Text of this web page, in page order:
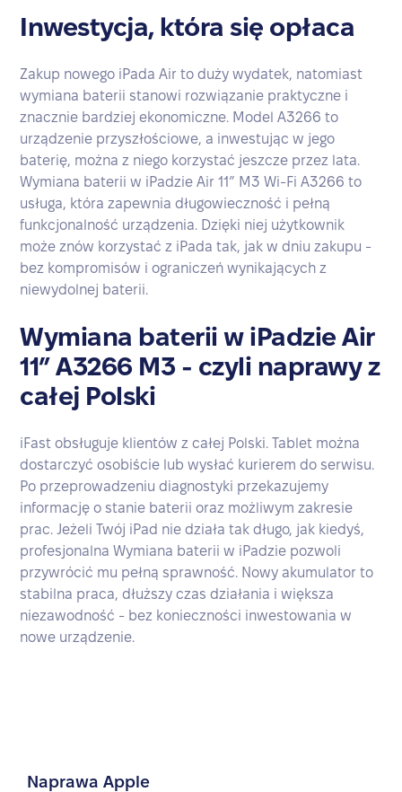
Inwestycja, która się opłaca
Zakup nowego iPada Air to duży wydatek, natomiast
wymiana baterii stanowi rozwiązanie praktyczne i
znacznie bardziej ekonomiczne. Model A3266 to
urządzenie przyszłościowe, a inwestując w jego
baterię, można z niego korzystać jeszcze przez lata.
Wymiana baterii w iPadzie Air 11” M3 Wi-Fi A3266 to
usługa, która zapewnia długowieczność i pełną
funkcjonalność urządzenia. Dzięki niej użytkownik
może znów korzystać z iPada tak, jak w dniu zakupu -
bez kompromisów i ograniczeń wynikających z
niewydolnej baterii.
Wymiana baterii w iPadzie Air
11” A3266 M3 - czyli naprawy z
całej Polski
iFast obsługuje klientów z całej Polski. Tablet można
dostarczyć osobiście lub wysłać kurierem do serwisu.
Po przeprowadzeniu diagnostyki przekazujemy
informację o stanie baterii oraz możliwym zakresie
prac. Jeżeli Twój iPad nie działa tak długo, jak kiedyś,
profesjonalna Wymiana baterii w iPadzie pozwoli
przywrócić mu pełną sprawność. Nowy akumulator to
stabilna praca, dłuższy czas działania i większa
niezawodność - bez konieczności inwestowania w
nowe urządzenie.
Naprawa Apple